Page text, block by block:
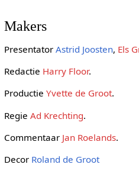
Makers
Presentator Astrid Joosten, Els
Redactie Harry Floor.
Productie Yvette de Groot.
Regie Ad Krechting.
Commentaar Jan Roelands.
Decor Roland de Groot